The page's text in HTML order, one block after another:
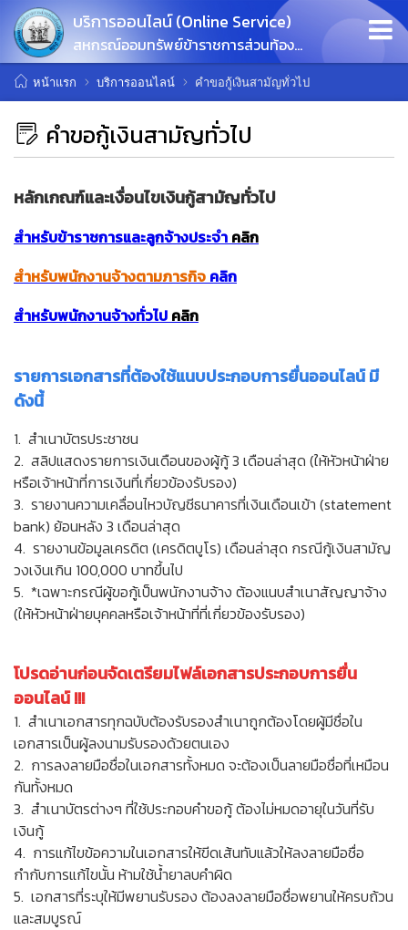
บริการออนไลน์ (Online Service)
สหกรณ์ออมทรัพย์ข้าราชการส่วนท้องถิ่นเชียงใหม่ จำกัด
หน้าแรก บริการออนไลน์ คำขอกู้เงินสามัญทั่วไป
คำขอกู้เงินสามัญทั่วไป
หลักเกณฑ์และเงื่อนไขเงินกู้สามัญทั่วไป
สำหรับข้าราชการและลูกจ้างประจำ คลิก
สำหรับพนักงานจ้างตามภารกิจ คลิก
สำหรับพนักงานจ้างทั่วไป คลิก
รายการเอกสารที่ต้องใช้แนบประกอบการยื่นออนไลน์ มี
ดังนี้
1. สำเนาบัตรประชาชน
2. สลิปแสดงรายการเงินเดือนของผู้กู้ 3 เดือนล่าสุด (ให้หัวหน้าฝ่าย
หรือเจ้าหน้าที่การเงินที่เกี่ยวข้องรับรอง)
3. รายงานความเคลื่อนไหวบัญชีธนาคารที่เงินเดือนเข้า (statement
bank) ย้อนหลัง 3 เดือนล่าสุด
4. รายงานข้อมูลเครดิต (เครดิตบูโร) เดือนล่าสุด กรณีกู้เงินสามัญ
วงเงินเกิน 100,000 บาทขึ้นไป
5. *เฉพาะกรณีผู้ขอกู้เป็นพนักงานจ้าง ต้องแนบสำเนาสัญญาจ้าง
(ให้หัวหน้าฝ่ายบุคคลหรือเจ้าหน้าที่ที่เกี่ยวข้องรับรอง)
โปรดอ่านก่อนจัดเตรียมไฟล์เอกสารประกอบการยื่น
ออนไลน์ !!!
1. สำเนาเอกสารทุกฉบับต้องรับรองสำเนาถูกต้องโดยผู้มีชื่อใน
เอกสารเป็นผู้ลงนามรับรองด้วยตนเอง
2. การลงลายมือชื่อในเอกสารทั้งหมด จะต้องเป็นลายมือชื่อที่เหมือน
กันทั้งหมด
3. สำเนาบัตรต่างๆ ที่ใช้ประกอบคำขอกู้ ต้องไม่หมดอายุในวันที่รับ
เงินกู้
4. การแก้ไขข้อความในเอกสารให้ขีดเส้นทับแล้วให้ลงลายมือชื่อ
กำกับการแก้ไขนั้น ห้ามใช้น้ำยาลบคำผิด
5. เอกสารที่ระบุให้มีพยานรับรอง ต้องลงลายมือชื่อพยานให้ครบถ้วน
และสมบูรณ์